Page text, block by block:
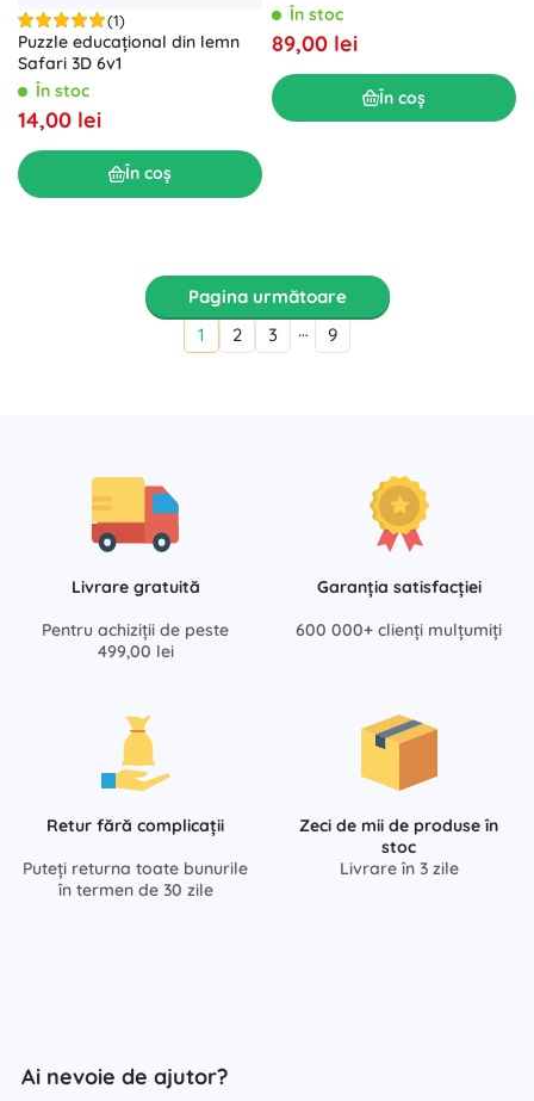
(1)
Puzzle educațional din lemn
Safari 3D 6v1
În stoc
14,00 lei
În coș
În stoc
89,00 lei
În coș
Pagina următoare
1
2 3 … 9
Livrare gratuită
Pentru achiziții de peste
499,00 lei
Garanția satisfacției
600 000+ clienți mulțumiți
Retur fără complicații
Puteți returna toate bunurile
în termen de 30 zile
Zeci de mii de produse în
stoc
Livrare în 3 zile
Ai nevoie de ajutor?